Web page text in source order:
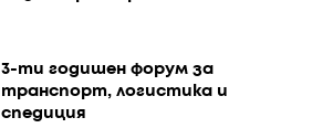
3-ти годишен форум за
транспорт, логистика и
спедиция